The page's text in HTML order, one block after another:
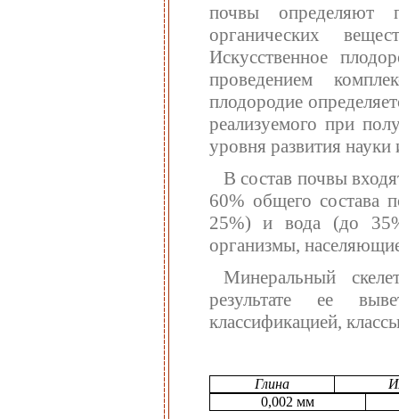
почвы определяют
органических
Искусственное
проведением
плодородие
реализуемого при
уровня развития науки
В состав почвы
60% общего состава
25%) и вода (до
организмы,
Минеральный
результате ее
классификацией,
Глина
0,002 мм